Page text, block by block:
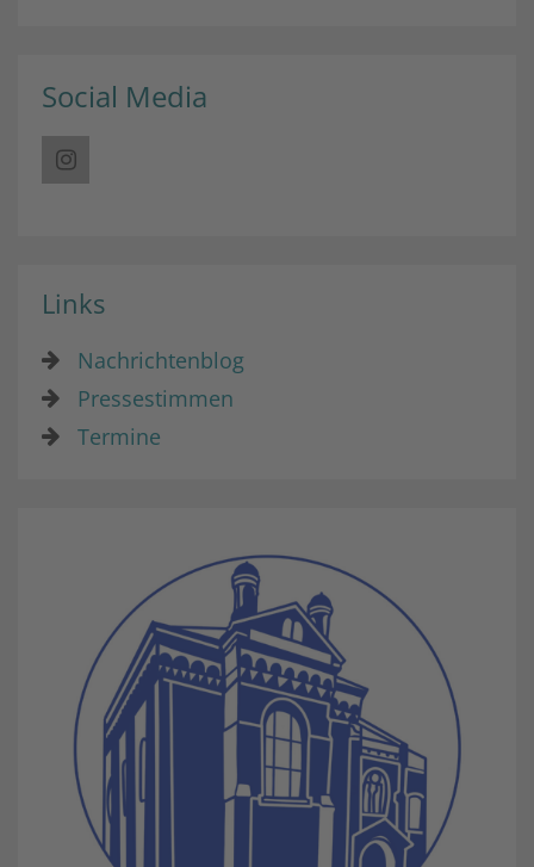
Social Media
Links
Nachrichtenblog
Pressestimmen
Termine